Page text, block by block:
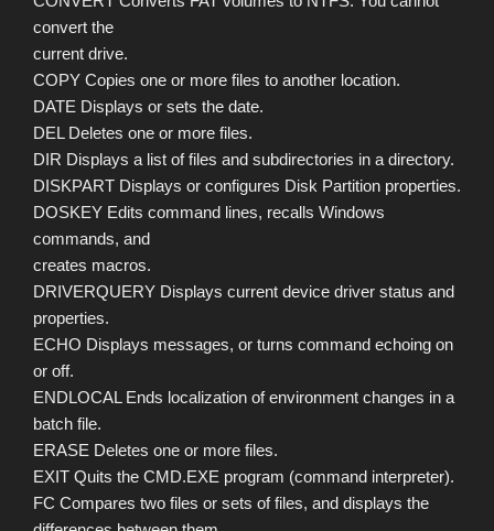
convert the
current drive.
COPY Copies one or more files to another location.
DATE Displays or sets the date.
DEL Deletes one or more files.
DIR Displays a list of files and subdirectories in a directory.
DISKPART Displays or configures Disk Partition properties.
DOSKEY Edits command lines, recalls Windows
commands, and
creates macros.
DRIVERQUERY Displays current device driver status and
properties.
ECHO Displays messages, or turns command echoing on
or off.
ENDLOCAL Ends localization of environment changes in a
batch file.
ERASE Deletes one or more files.
EXIT Quits the CMD.EXE program (command interpreter).
FC Compares two files or sets of files, and displays the